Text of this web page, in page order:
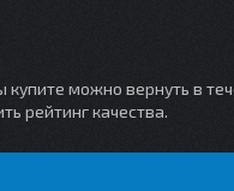
купите можно вернуть в
рейтинг качества.